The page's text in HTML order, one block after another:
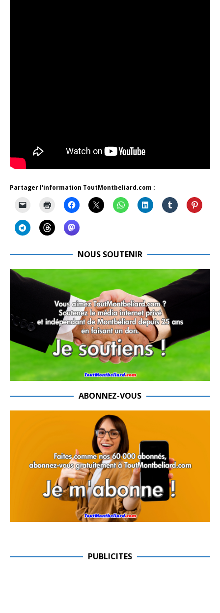
Partager l'information ToutMontbeliard.com :
NOUS SOUTENIR
ABONNEZ-VOUS
PUBLICITES